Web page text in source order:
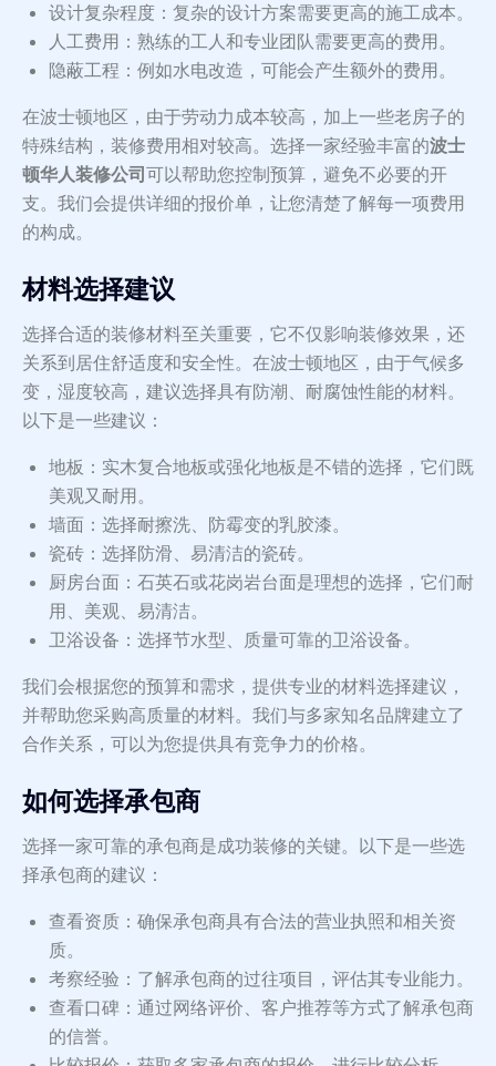
设计复杂程度：复杂的设计方案需要更高的施工成本。
人工费用：熟练的工人和专业团队需要更高的费用。
隐蔽工程：例如水电改造，可能会产生额外的费用。
在波士顿地区，由于劳动力成本较高，加上一些老房子的
特殊结构，装修费用相对较高。选择一家经验丰富的波士
顿华人装修公司可以帮助您控制预算，避免不必要的开
支。我们会提供详细的报价单，让您清楚了解每一项费用
的构成。
材料选择建议
选择合适的装修材料至关重要，它不仅影响装修效果，还
关系到居住舒适度和安全性。在波士顿地区，由于气候多
变，湿度较高，建议选择具有防潮、耐腐蚀性能的材料。
以下是一些建议：
地板：实木复合地板或强化地板是不错的选择，它们既
美观又耐用。
墙面：选择耐擦洗、防霉变的乳胶漆。
瓷砖：选择防滑、易清洁的瓷砖。
厨房台面：石英石或花岗岩台面是理想的选择，它们耐
用、美观、易清洁。
卫浴设备：选择节水型、质量可靠的卫浴设备。
我们会根据您的预算和需求，提供专业的材料选择建议，
并帮助您采购高质量的材料。我们与多家知名品牌建立了
合作关系，可以为您提供具有竞争力的价格。
如何选择承包商
选择一家可靠的承包商是成功装修的关键。以下是一些选
择承包商的建议：
查看资质：确保承包商具有合法的营业执照和相关资
质。
考察经验：了解承包商的过往项目，评估其专业能力。
查看口碑：通过网络评价、客户推荐等方式了解承包商
的信誉。